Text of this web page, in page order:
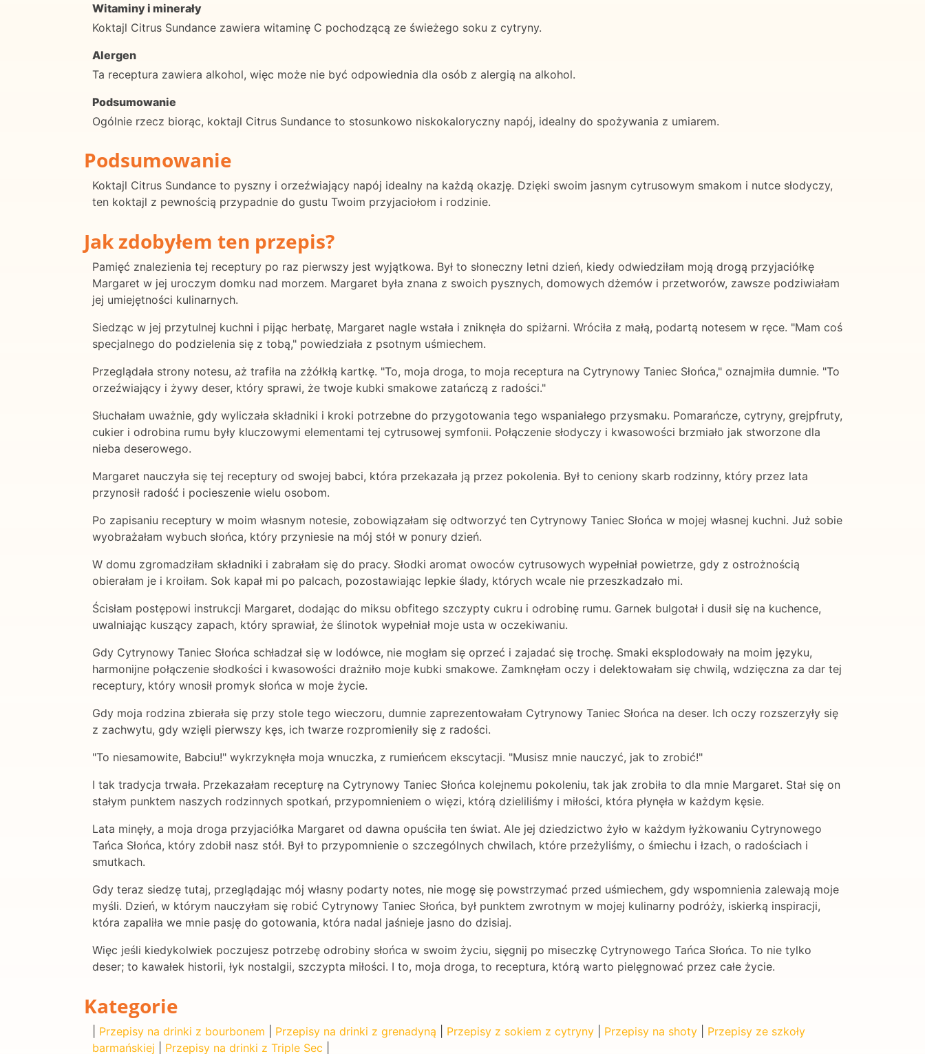
Witaminy i minerały
Koktajl Citrus Sundance zawiera witaminę C pochodzącą ze świeżego soku z cytryny.
Alergen
Ta receptura zawiera alkohol, więc może nie być odpowiednia dla osób z alergią na alkohol.
Podsumowanie
Ogólnie rzecz biorąc, koktajl Citrus Sundance to stosunkowo niskokaloryczny napój, idealny do spożywania z umiarem.
Podsumowanie
Koktajl Citrus Sundance to pyszny i orzeźwiający napój idealny na każdą okazję. Dzięki swoim jasnym cytrusowym smakom i nutce słodyczy,
ten koktajl z pewnością przypadnie do gustu Twoim przyjaciołom i rodzinie.
Jak zdobyłem ten przepis?
Pamięć znalezienia tej receptury po raz pierwszy jest wyjątkowa. Był to słoneczny letni dzień, kiedy odwiedziłam moją drogą przyjaciółkę
Margaret w jej uroczym domku nad morzem. Margaret była znana z swoich pysznych, domowych dżemów i przetworów, zawsze podziwiałam
jej umiejętności kulinarnych.
Siedząc w jej przytulnej kuchni i pijąc herbatę, Margaret nagle wstała i zniknęła do spiżarni. Wróciła z małą, podartą notesem w ręce. "Mam coś
specjalnego do podzielenia się z tobą," powiedziała z psotnym uśmiechem.
Przeglądała strony notesu, aż trafiła na zżółkłą kartkę. "To, moja droga, to moja receptura na Cytrynowy Taniec Słońca," oznajmiła dumnie. "To
orzeźwiający i żywy deser, który sprawi, że twoje kubki smakowe zatańczą z radości."
Słuchałam uważnie, gdy wyliczała składniki i kroki potrzebne do przygotowania tego wspaniałego przysmaku. Pomarańcze, cytryny, grejpfruty,
cukier i odrobina rumu były kluczowymi elementami tej cytrusowej symfonii. Połączenie słodyczy i kwasowości brzmiało jak stworzone dla
nieba deserowego.
Margaret nauczyła się tej receptury od swojej babci, która przekazała ją przez pokolenia. Był to ceniony skarb rodzinny, który przez lata
przynosił radość i pocieszenie wielu osobom.
Po zapisaniu receptury w moim własnym notesie, zobowiązałam się odtworzyć ten Cytrynowy Taniec Słońca w mojej własnej kuchni. Już sobie
wyobrażałam wybuch słońca, który przyniesie na mój stół w ponury dzień.
W domu zgromadziłam składniki i zabrałam się do pracy. Słodki aromat owoców cytrusowych wypełniał powietrze, gdy z ostrożnością
obierałam je i kroiłam. Sok kapał mi po palcach, pozostawiając lepkie ślady, których wcale nie przeszkadzało mi.
Ścisłam postępowi instrukcji Margaret, dodając do miksu obfitego szczypty cukru i odrobinę rumu. Garnek bulgotał i dusił się na kuchence,
uwalniając kuszący zapach, który sprawiał, że ślinotok wypełniał moje usta w oczekiwaniu.
Gdy Cytrynowy Taniec Słońca schładzał się w lodówce, nie mogłam się oprzeć i zajadać się trochę. Smaki eksplodowały na moim języku,
harmonijne połączenie słodkości i kwasowości drażniło moje kubki smakowe. Zamknęłam oczy i delektowałam się chwilą, wdzięczna za dar tej
receptury, który wnosił promyk słońca w moje życie.
Gdy moja rodzina zbierała się przy stole tego wieczoru, dumnie zaprezentowałam Cytrynowy Taniec Słońca na deser. Ich oczy rozszerzyły się
z zachwytu, gdy wzięli pierwszy kęs, ich twarze rozpromieniły się z radości.
"To niesamowite, Babciu!" wykrzyknęła moja wnuczka, z rumieńcem ekscytacji. "Musisz mnie nauczyć, jak to zrobić!"
I tak tradycja trwała. Przekazałam recepturę na Cytrynowy Taniec Słońca kolejnemu pokoleniu, tak jak zrobiła to dla mnie Margaret. Stał się on
stałym punktem naszych rodzinnych spotkań, przypomnieniem o więzi, którą dzieliliśmy i miłości, która płynęła w każdym kęsie.
Lata minęły, a moja droga przyjaciółka Margaret od dawna opuściła ten świat. Ale jej dziedzictwo żyło w każdym łyżkowaniu Cytrynowego
Tańca Słońca, który zdobił nasz stół. Był to przypomnienie o szczególnych chwilach, które przeżyliśmy, o śmiechu i łzach, o radościach i
smutkach.
Gdy teraz siedzę tutaj, przeglądając mój własny podarty notes, nie mogę się powstrzymać przed uśmiechem, gdy wspomnienia zalewają moje
myśli. Dzień, w którym nauczyłam się robić Cytrynowy Taniec Słońca, był punktem zwrotnym w mojej kulinarny podróży, iskierką inspiracji,
która zapaliła we mnie pasję do gotowania, która nadal jaśnieje jasno do dzisiaj.
Więc jeśli kiedykolwiek poczujesz potrzebę odrobiny słońca w swoim życiu, sięgnij po miseczkę Cytrynowego Tańca Słońca. To nie tylko
deser; to kawałek historii, łyk nostalgii, szczypta miłości. I to, moja droga, to receptura, którą warto pielęgnować przez całe życie.
Kategorie
Przepisy na drinki z bourbonem Przepisy na drinki z grenadyną Przepisy z sokiem z cytryny Przepisy na shoty
Przepisy ze szkoły
barmańskiej
Przepisy na drinki z Triple Sec